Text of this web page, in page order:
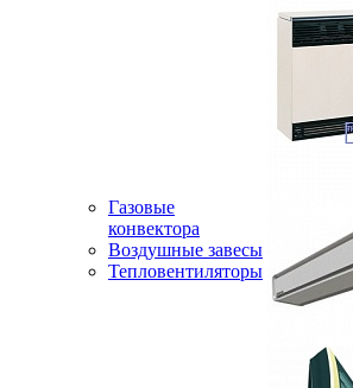
Газовые
конвектора
Воздушные завесы
Тепловентиляторы